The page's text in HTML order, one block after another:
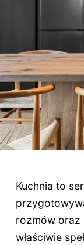
Kuchnia to
rozmów oraz
właściwie